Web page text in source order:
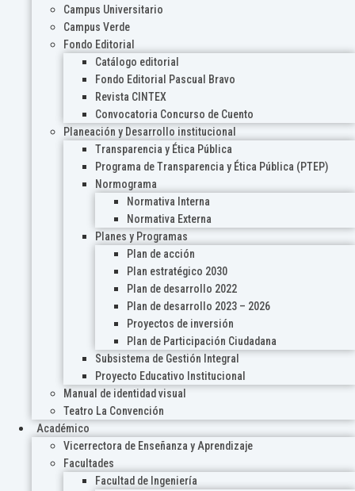
Campus Universitario
Campus Verde
Fondo Editorial
Catálogo editorial
Fondo Editorial Pascual Bravo
Revista CINTEX
Convocatoria Concurso de Cuento
Planeación y Desarrollo institucional
Transparencia y Ética Pública
Programa de Transparencia y Ética Pública (PTEP)
Normograma
Normativa Interna
Normativa Externa
Planes y Programas
Plan de acción
Plan estratégico 2030
Plan de desarrollo 2022
Plan de desarrollo 2023 – 2026
Proyectos de inversión
Plan de Participación Ciudadana
Subsistema de Gestión Integral
Proyecto Educativo Institucional
Manual de identidad visual
Teatro La Convención
Académico
Vicerrectora de Enseñanza y Aprendizaje
Facultades
Facultad de Ingeniería